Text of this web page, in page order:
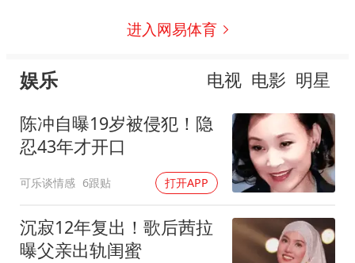
进入网易体育
娱乐 电视 电影 明星
陈冲自曝19岁被侵犯！隐
忍43年才开口
可乐谈情感 6跟贴 打开APP
沉寂12年复出！歌后茜拉
曝父亲出轨闺蜜